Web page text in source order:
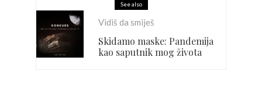
See also
Vidiš da smiješ
Skidamo maske: Pandemija
kao saputnik mog života